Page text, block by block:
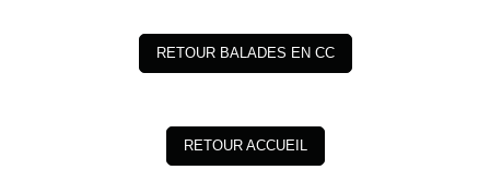
RETOUR BALADES EN CC
RETOUR ACCUEIL